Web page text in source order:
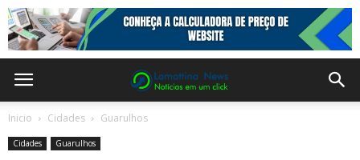
Inicio Cidades Guarulhos
Cidades Guarulhos